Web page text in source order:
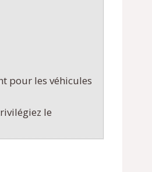
pour les véhicules
le